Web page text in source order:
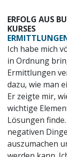
ERFOLG AUS
KURSES
Ich habe mich
in Ordnung
Ermittlungen
dazu, wie man
Er zeigte mir,
wichtige
Lösungen
negativen
auszumachen